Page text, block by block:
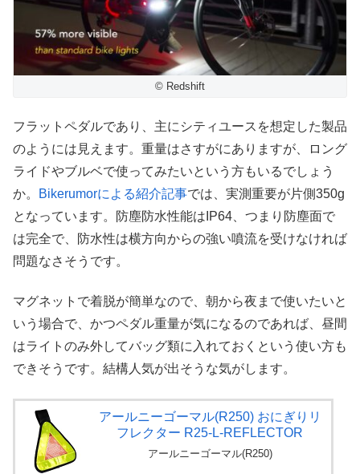
© Redshift
フラットペダルであり、主にシティユースを想定した製品
のようには見えます。重量はさすがにありますが、ロング
ライドやブルベで使ってみたいという方もいるでしょう
か。
Bikerumorによる紹介記事では、実測重要が片側350g
となっています。防塵防水性能はIP64、つまり防塵面で
は完全で、防水性は横方向からの強い噴流を受けなければ
問題なさそうです。
マグネットで着脱が簡単なので、朝から夜まで使いたいと
いう場合で、かつペダル重量が気になるのであれば、昼間
はライトのみ外してバッグ類に入れておくという使い方も
できそうです。結構人気が出そうな気がします。
アールニーゴーマル(R250) おにぎりリ
フレクター R25-L-REFLECTOR
アールニーゴーマル(R250)